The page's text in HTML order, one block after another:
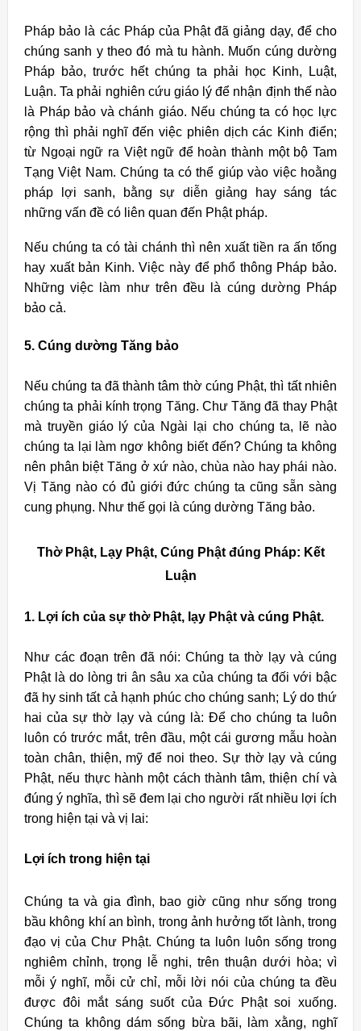
Pháp bảo là các Pháp của Phật đã giảng dạy, để cho
chúng sanh y theo đó mà tu hành. Muốn cúng dường
Pháp bảo, trước hết chúng ta phải học Kinh, Luật,
Luận. Ta phải nghiên cứu giáo lý để nhận định thế nào
là Pháp bảo và chánh giáo. Nếu chúng ta có học lực
rộng thì phải nghĩ đến việc phiên dịch các Kinh điển;
từ Ngoại ngữ ra Việt ngữ để hoàn thành một bộ Tam
Tạng Việt Nam. Chúng ta có thể giúp vào việc hoằng
pháp lợi sanh, bằng sự diễn giảng hay sáng tác
những vấn đề có liên quan đến Phật pháp.
Nếu chúng ta có tài chánh thì nên xuất tiền ra ấn tống
hay xuất bản Kinh. Việc này để phổ thông Pháp bảo.
Những việc làm như trên đều là cúng dường Pháp
bảo cả.
5. Cúng dường Tăng bảo
Nếu chúng ta đã thành tâm thờ cúng Phật, thì tất nhiên
chúng ta phải kính trọng Tăng. Chư Tăng đã thay Phật
mà truyền giáo lý của Ngài lại cho chúng ta, lẽ nào
chúng ta lại làm ngơ không biết đến? Chúng ta không
nên phân biệt Tăng ở xứ nào, chùa nào hay phái nào.
Vị Tăng nào có đủ giới đức chúng ta cũng sẵn sàng
cung phụng. Như thế gọi là cúng dường Tăng bảo.
Thờ Phật, Lạy Phật, Cúng Phật đúng Pháp: Kết
Luận
1. Lợi ích của sự thờ Phật, lạy Phật và cúng Phật.
Như các đoạn trên đã nói: Chúng ta thờ lạy và cúng
Phật là do lòng tri ân sâu xa của chúng ta đối với bậc
đã hy sinh tất cả hạnh phúc cho chúng sanh; Lý do thứ
hai của sự thờ lạy và cúng là: Để cho chúng ta luôn
luôn có trước mắt, trên đầu, một cái gương mẫu hoàn
toàn chân, thiện, mỹ để noi theo. Sự thờ lạy và cúng
Phật, nếu thực hành một cách thành tâm, thiện chí và
đúng ý nghĩa, thì sẽ đem lại cho người rất nhiều lợi ích
trong hiện tại và vị lai:
Lợi ích trong hiện tại
Chúng ta và gia đình, bao giờ cũng như sống trong
bầu không khí an bình, trong ảnh hưởng tốt lành, trong
đạo vị của Chư Phật. Chúng ta luôn luôn sống trong
nghiêm chỉnh, trọng lễ nghi, trên thuận dưới hòa; vì
mỗi ý nghĩ, mỗi cử chỉ, mỗi lời nói của chúng ta đều
được đôi mắt sáng suốt của Ðức Phật soi xuống.
Chúng ta không dám sống bừa bãi, làm xằng, nghĩ